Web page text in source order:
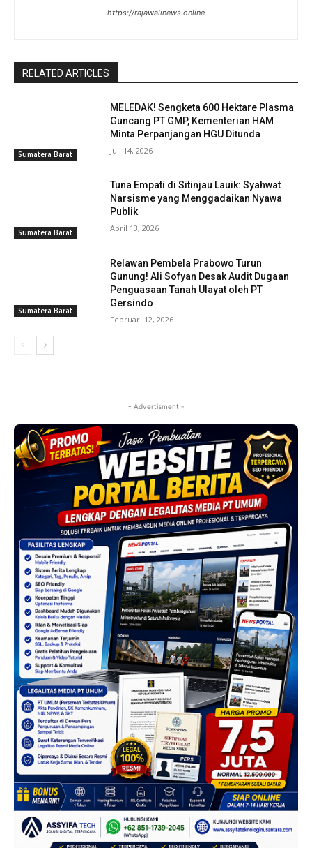
https://rajawalinews.online
RELATED ARTICLES
Sumatera Barat
MELEDAK! Sengketa 600 Hektare Plasma
Guncang PT GMP, Kementerian HAM
Minta Perpanjangan HGU Ditunda
Juli 14, 2026
Sumatera Barat
Tuna Empati di Sitinjau Lauik: Syahwat
Narsisme yang Menggadaikan Nyawa
Publik
April 13, 2026
Sumatera Barat
Relawan Pembela Prabowo Turun
Gunung! Ali Sofyan Desak Audit Dugaan
Penguasaan Tanah Ulayat oleh PT
Gersindo
Februari 12, 2026
- Advertisment -